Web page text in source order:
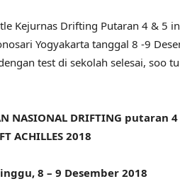
Kejurnas Drifting Putaran 4 & 5
Yogyakarta tanggal 8 -9
test di sekolah selesai, soo
NASIONAL DRIFTING putaran
ACHILLES 2018
8 – 9 Desember 2018